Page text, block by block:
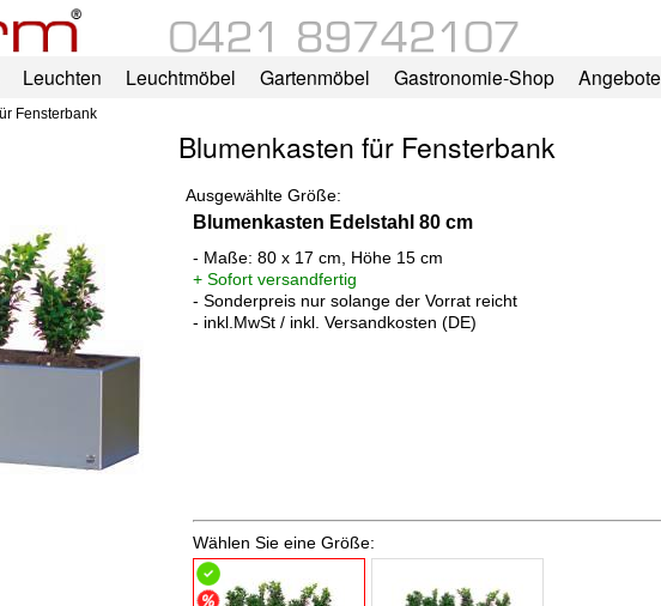
Leuchten Leuchtmöbel Gartenmöbel Gastronomie-Shop Angebote
Fensterbank
Blumenkasten für Fensterbank
Ausgewählte Größe:
Blumenkasten Edelstahl 80 cm
- Maße: 80 x 17 cm, Höhe 15 cm
+ Sofort versandfertig
- Sonderpreis nur solange der Vorrat reicht
- inkl.MwSt / inkl. Versandkosten (DE)
Wählen Sie eine Größe: